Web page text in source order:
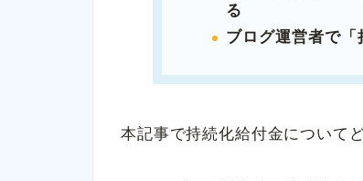
る
ブログ運営者で
本記事で持続化給付金について